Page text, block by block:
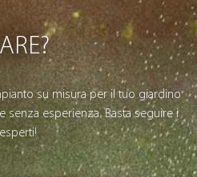
su misura per il tuo giardino
senza esperienza. Basta seguire i